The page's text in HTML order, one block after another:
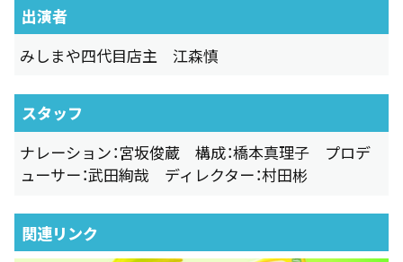
出演者
みしまや四代目店主 江森慎
スタッフ
ナレーション：宮坂俊蔵 構成：橋本真理子 プロデ
ューサー：武田絢哉 ディレクター：村田彬
関連リンク